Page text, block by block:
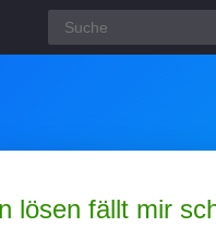
lösen fällt mir